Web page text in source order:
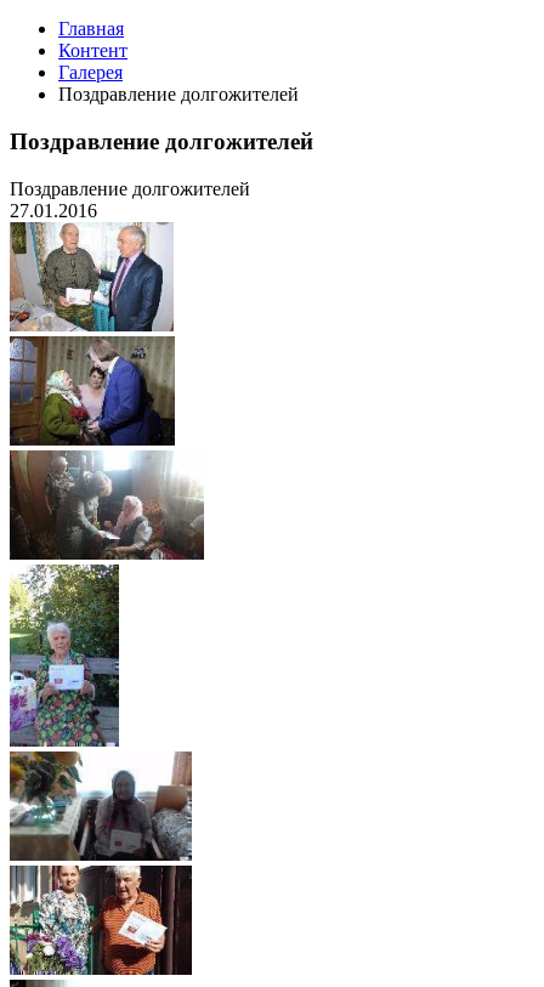
Главная
Контент
Галерея
Поздравление долгожителей
Поздравление долгожителей
Поздравление долгожителей
27.01.2016